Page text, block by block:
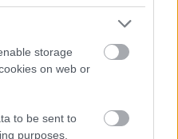
storage
on web or
to be sent to
purposes.
járt Magyar
ember előtt tartott
választás előtti utolsó